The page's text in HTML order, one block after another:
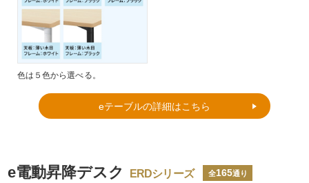
色は５色から選べる。
eテーブルの詳細はこちら
e電動昇降デスク ERDシリーズ 全165通り